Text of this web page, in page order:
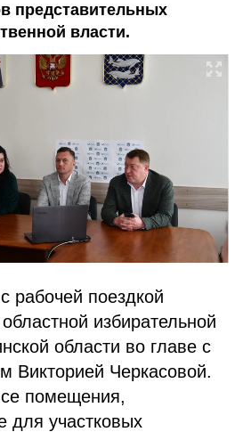
представительных
власти.
рабочей поездкой
избирательной
области во главе с
Викторией Черкасовой.
помещения,
для участковых